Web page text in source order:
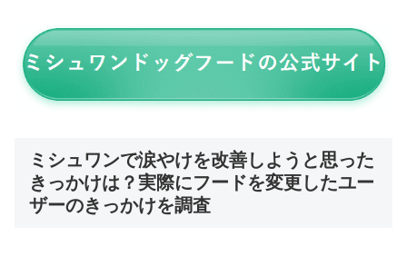
ミシュワンで涙やけを改善しようと思った
きっかけは？実際にフードを変更したユー
ザーのきっかけを調査